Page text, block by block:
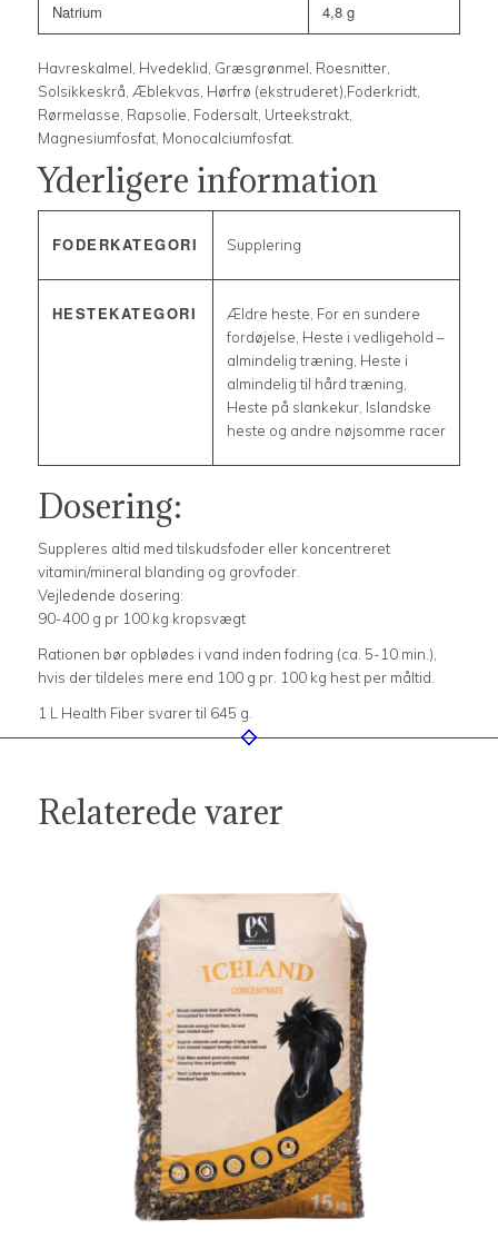
Natrium 4,8 g
Havreskalmel, Hvedeklid, Græsgrønmel, Roesnitter,
Solsikkeskrå, Æblekvas, Hørfrø (ekstruderet),Foderkridt,
Rørmelasse, Rapsolie, Fodersalt, Urteekstrakt,
Magnesiumfosfat, Monocalciumfosfat.
Yderligere information
FODERKATEGORI Supplering
HESTEKATEGORI
Ældre heste, For en sundere
fordøjelse, Heste i vedligehold –
almindelig træning, Heste i
almindelig til hård træning,
Heste på slankekur, Islandske
heste og andre nøjsomme racer
Dosering:
Suppleres altid med tilskudsfoder eller koncentreret
vitamin/mineral blanding og grovfoder.
Vejledende dosering:
90-400 g pr 100 kg kropsvægt
Rationen bør opblødes i vand inden fodring (ca. 5-10 min.),
hvis der tildeles mere end 100 g pr. 100 kg hest per måltid.
1 L Health Fiber svarer til 645 g.
Relaterede varer